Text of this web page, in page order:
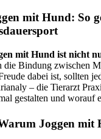
mit Hund: So
mit Hund ist nicht
die Bindung zwischen
dabei ist, sollten
– die Tierarzt
gestalten und worauf
Joggen mit